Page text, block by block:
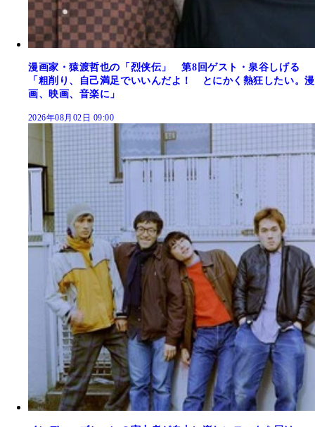
漫画家・猿渡哲也の「烈侠伝」 第8回ゲスト・泉谷しげる
「粗削り、自己満足でいいんだよ！ とにかく熱狂したい。漫
画、映画、音楽に」
2026年08月02日 09:00